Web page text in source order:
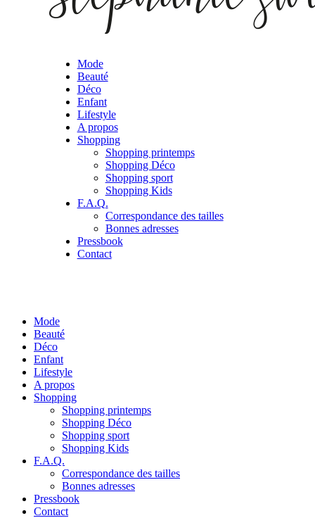
Mode
Beauté
Déco
Enfant
Lifestyle
A propos
Shopping
Shopping printemps
Shopping Déco
Shopping sport
Shopping Kids
F.A.Q.
Correspondance des tailles
Bonnes adresses
Pressbook
Contact
Mode
Beauté
Déco
Enfant
Lifestyle
A propos
Shopping
Shopping printemps
Shopping Déco
Shopping sport
Shopping Kids
F.A.Q.
Correspondance des tailles
Bonnes adresses
Pressbook
Contact